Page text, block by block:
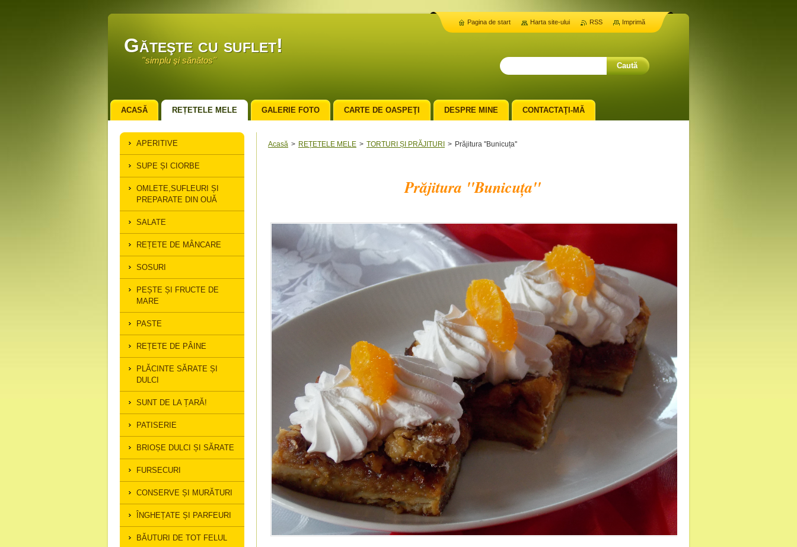
Găteşte cu suflet!
''simplu şi sănătos''
Acasă > REȚETELE MELE > TORTURI ȘI PRĂJITURI > Prăjitura ''Bunicuța''
Prăjitura ''Bunicuța''
APERITIVE
SUPE ȘI CIORBE
OMLETE,SUFLEURI ȘI
PREPARATE DIN OUĂ
SALATE
REȚETE DE MÂNCARE
SOSURI
PEȘTE ȘI FRUCTE DE
MARE
PASTE
REȚETE DE PÂINE
PLĂCINTE SĂRATE ȘI
DULCI
SUNT DE LA ȚARĂ!
PATISERIE
BRIOȘE DULCI ȘI SĂRATE
FURSECURI
CONSERVE ȘI MURĂTURI
ÎNGHEȚATE ȘI PARFEURI
BĂUTURI DE TOT FELUL
ACASĂ REȚETELE MELE GALERIE FOTO CARTE DE OASPEŢI DESPRE MINE CONTACTAŢI-MĂ
Pagina de start Harta site-ului RSS Imprimă